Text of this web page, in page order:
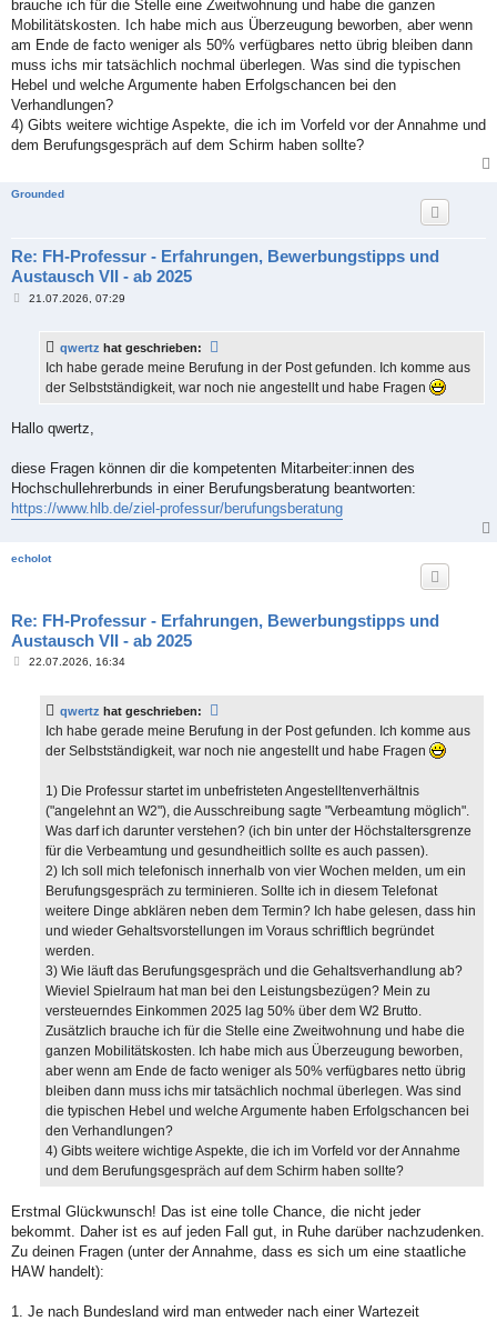
brauche ich für die Stelle eine Zweitwohnung und habe die ganzen
Mobilitätskosten. Ich habe mich aus Überzeugung beworben, aber wenn
am Ende de facto weniger als 50% verfügbares netto übrig bleiben dann
muss ichs mir tatsächlich nochmal überlegen. Was sind die typischen
Hebel und welche Argumente haben Erfolgschancen bei den
Verhandlungen?
4) Gibts weitere wichtige Aspekte, die ich im Vorfeld vor der Annahme und
dem Berufungsgespräch auf dem Schirm haben sollte?
Grounded
Re: FH-Professur - Erfahrungen, Bewerbungstipps und
Austausch VII - ab 2025
B21.07.2026, 07:29
qwertz hat geschrieben:
Ich habe gerade meine Berufung in der Post gefunden. Ich komme aus
der Selbstständigkeit, war noch nie angestellt und habe Fragen
Hallo qwertz,
diese Fragen können dir die kompetenten Mitarbeiter:innen des
Hochschullehrerbunds in einer Berufungsberatung beantworten:
https://www.hlb.de/ziel-professur/berufungsberatung
echolot
Re: FH-Professur - Erfahrungen, Bewerbungstipps und
Austausch VII - ab 2025
B22.07.2026, 16:34
qwertz hat geschrieben:
Ich habe gerade meine Berufung in der Post gefunden. Ich komme aus
der Selbstständigkeit, war noch nie angestellt und habe Fragen
1) Die Professur startet im unbefristeten Angestelltenverhältnis
("angelehnt an W2"), die Ausschreibung sagte "Verbeamtung möglich".
Was darf ich darunter verstehen? (ich bin unter der Höchstaltersgrenze
für die Verbeamtung und gesundheitlich sollte es auch passen).
2) Ich soll mich telefonisch innerhalb von vier Wochen melden, um ein
Berufungsgespräch zu terminieren. Sollte ich in diesem Telefonat
weitere Dinge abklären neben dem Termin? Ich habe gelesen, dass hin
und wieder Gehaltsvorstellungen im Voraus schriftlich begründet
werden.
3) Wie läuft das Berufungsgespräch und die Gehaltsverhandlung ab?
Wieviel Spielraum hat man bei den Leistungsbezügen? Mein zu
versteuerndes Einkommen 2025 lag 50% über dem W2 Brutto.
Zusätzlich brauche ich für die Stelle eine Zweitwohnung und habe die
ganzen Mobilitätskosten. Ich habe mich aus Überzeugung beworben,
aber wenn am Ende de facto weniger als 50% verfügbares netto übrig
bleiben dann muss ichs mir tatsächlich nochmal überlegen. Was sind
die typischen Hebel und welche Argumente haben Erfolgschancen bei
den Verhandlungen?
4) Gibts weitere wichtige Aspekte, die ich im Vorfeld vor der Annahme
und dem Berufungsgespräch auf dem Schirm haben sollte?
Erstmal Glückwunsch! Das ist eine tolle Chance, die nicht jeder
bekommt. Daher ist es auf jeden Fall gut, in Ruhe darüber nachzudenken.
Zu deinen Fragen (unter der Annahme, dass es sich um eine staatliche
HAW handelt):
1. Je nach Bundesland wird man entweder nach einer Wartezeit